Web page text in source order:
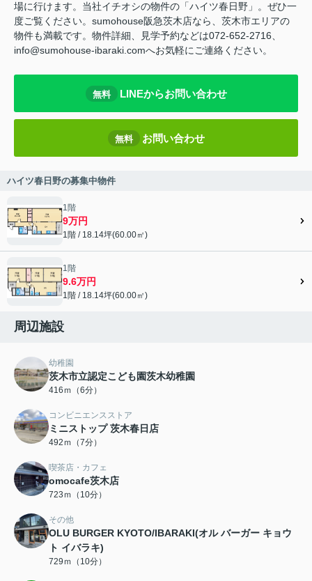
場に行けます。当社イチオシの物件の「ハイツ春日野」。ぜひ一
度ご覧ください。sumohouse阪急茨木店なら、茨木市エリアの
物件も満載です。物件詳細、見学予約などは072-652-2716、
info@sumohouse-ibaraki.comへお気軽にご連絡ください。
無料 LINEからお問い合わせ
無料 お問い合わせ
ハイツ春日野の募集中物件
1階
9万円
1階 / 18.14坪(60.00㎡)
1階
9.6万円
1階 / 18.14坪(60.00㎡)
周辺施設
幼稚園
茨木市立認定こども園茨木幼稚園
416ｍ（6分）
コンビニエンスストア
ミニストップ 茨木春日店
492ｍ（7分）
喫茶店・カフェ
omocafe茨木店
723ｍ（10分）
その他
OLU BURGER KYOTO/IBARAKI(オル バーガー キョウ
ト イバラキ)
729ｍ（10分）